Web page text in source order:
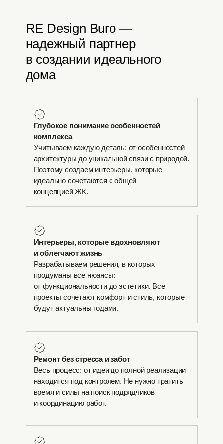
RE Design Buro —
надежный партнер
в создании идеального
дома
Ремонт без стресса и забот
Весь процесс: от идеи до полной реализации
находится под контролем. Не нужно тратить
время и силы на поиск подрядчиков
и координацию работ.
Интерьеры, которые вдохновляют
и облегчают жизнь
Разрабатываем решения, в которых
продуманы все нюансы:
от функциональности до эстетики. Все
проекты сочетают комфорт и стиль, которые
будут актуальны годами.
Глубокое понимание особенностей
комплекса
Учитываем каждую деталь: от особенностей
архитектуры до уникальной связи с природой.
Поэтому создаем интерьеры, которые
идеально сочетаются с общей
концепцией ЖК.